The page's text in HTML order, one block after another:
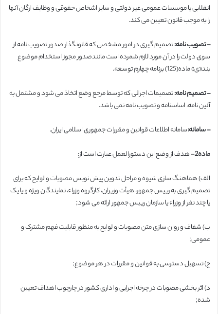
انقلابی یا موسسات عمومی غیر دولتی و سایر اشخاص حقوقی و وظایف ارگان آنها
را به موجب قانون تعیین می کند.
– تصویب نامه:تصمیم گیری در امور مشخصی که قانونگذار صدور تصویب نامه از
سوی دولت را در آن مورد لازم شمرده است مانندصدور مجوز استخدام موضوع
بند«ی» ماده(125) برنامه چهارم توسعه.
– تصمیم نامه:تصمیمات اجرائی که توسط مرجع وضع اتخاذ می شود و مشتمل به
آئین نامه، اساسنامه و تصویب نامه نمی باشد.
– سامانه:سامانه اطلاعات قوانین و مقررات جمهوری اسلامی ایران.
ماده2- هدف از وضع این دستورالعمل عبارت است از:
الف) هماهنگ سازی شیوه و مراحل تدوین پیش نویس مصوبات و لوایح که برای
تصمیم گیری به رییس جمهور، هیأت وزیران، کارگروه وزراء، نمایندگان ویژه و یا یک
یا چند نفر از وزراء یا سازمان رییس جمهور ارائه می شود;
ب) شفاف و روان سازی متن مصوبات و لوایح به منظور قابلیت فهم مشترک و
عمومی;
ج) تسهیل دسترسی به قوانین و مقررات در هر موضوع;
د) اثر بخشی مصوبات در چرخه اجرایی و اداری کشور در چارچوب اهداف تعیین
شده;